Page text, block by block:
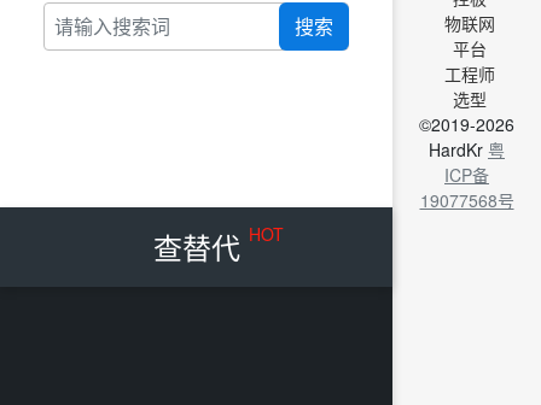
搜索
查替代 HOT
物联网
平台
工程师
选型
©2019-2026
HardKr 粤
ICP备
19077568号